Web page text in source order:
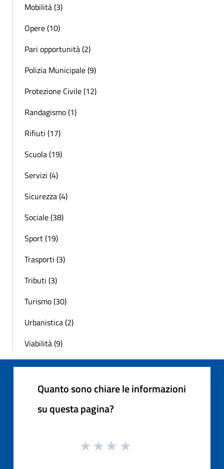
Mobilità (3)
Opere (10)
Pari opportunità (2)
Polizia Municipale (9)
Protezione Civile (12)
Randagismo (1)
Rifiuti (17)
Scuola (19)
Servizi (4)
Sicurezza (4)
Sociale (38)
Sport (19)
Trasporti (3)
Tributi (3)
Turismo (30)
Urbanistica (2)
Viabilità (9)
Quanto sono chiare le informazioni
su questa pagina?